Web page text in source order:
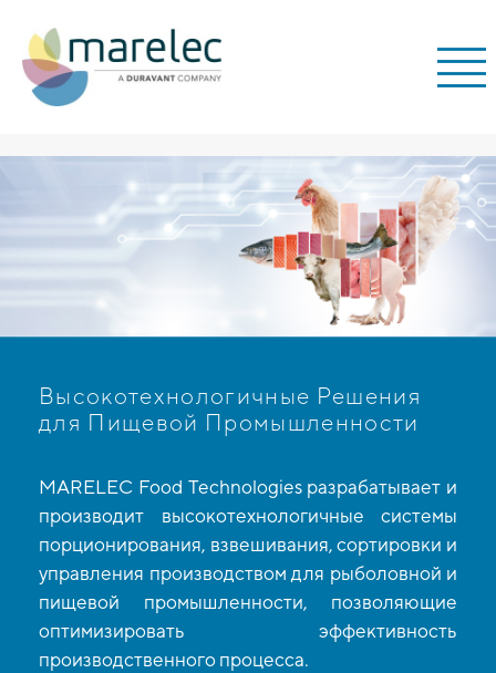
Высокотехнологичные Решения
для Пищевой Промышленности
MARELEC Food Technologies разрабатывает и
производит высокотехнологичные системы
порционирования, взвешивания, сортировки и
управления производством для рыболовной и
пищевой промышленности, позволяющие
оптимизировать эффективность
производственного процесса.